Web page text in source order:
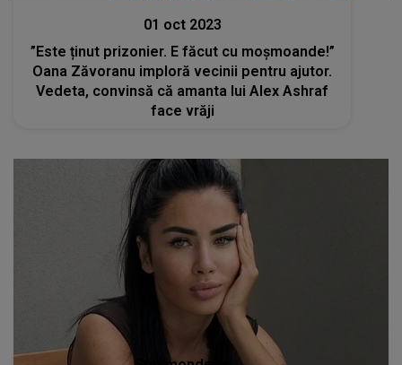
01 oct 2023
”Este ținut prizonier. E făcut cu moșmoande!”
Oana Zăvoranu imploră vecinii pentru ajutor.
Vedeta, convinsă că amanta lui Alex Ashraf
face vrăji